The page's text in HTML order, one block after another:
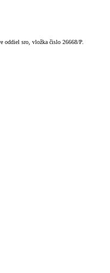
oddiel sro, vložka čislo 26668/P.